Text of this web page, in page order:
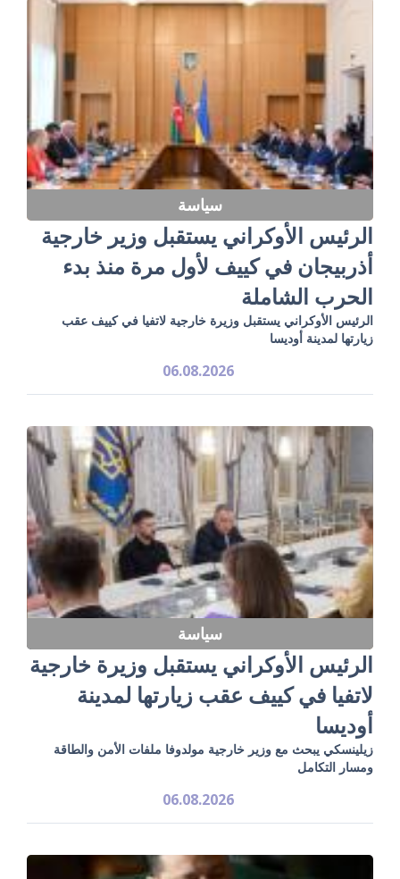
سياسة
الرئيس الأوكراني يستقبل وزير خارجية
أذربيجان في كييف لأول مرة منذ بدء
الحرب الشاملة
الرئيس الأوكراني يستقبل وزيرة خارجية لاتفيا في كييف عقب
زيارتها لمدينة أوديسا
06.08.2026
سياسة
الرئيس الأوكراني يستقبل وزيرة خارجية
لاتفيا في كييف عقب زيارتها لمدينة
أوديسا
زيلينسكي يبحث مع وزير خارجية مولدوفا ملفات الأمن والطاقة
ومسار التكامل
06.08.2026